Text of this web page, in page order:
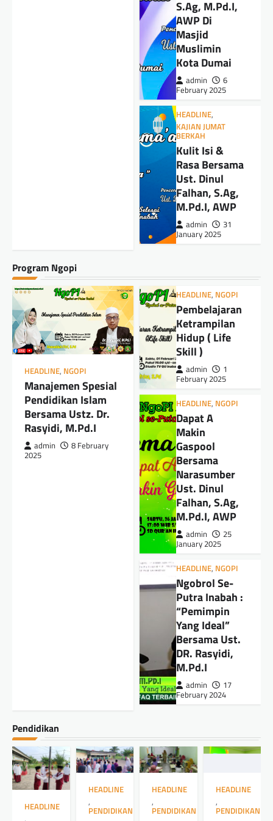
Napak Tilas Syariat Haji & Kurban || Ust.
Afrizal,S.Ag.,M.Pd.I.,AWP
S.Ag, M.Pd.I,
AWP Di
Masjid
Muslimin
Kota Dumai
admin
6
February 2025
HEADLINE,
KAJIAN JUMAT
BERKAH
Kulit Isi &
Rasa Bersama
Ust. Dinul
Falhan, S.Ag,
M.Pd.I, AWP
admin
31
January 2025
Program Ngopi
HEADLINE, NGOPI
Manajemen Spesial
Pendidikan Islam
Bersama Ustz. Dr.
Rasyidi, M.Pd.I
admin
8 February
2025
HEADLINE, NGOPI
Pembelajaran
Ketrampilan
Hidup ( Life
Skill )
admin
1
February 2025
HEADLINE, NGOPI
Dapat A
Makin
Gaspool
Bersama
Narasumber
Ust. Dinul
Falhan, S.Ag,
M.Pd.I, AWP
admin
25
January 2025
HEADLINE, NGOPI
Ngobrol Se-
Putra Inabah :
“Pemimpin
Yang Ideal”
Bersama Ust.
DR. Rasyidi,
M.Pd.I
admin
17
February 2024
Pendidikan
HEADLINE
HEADLINE
,
PENDIDIKAN
HEADLINE
,
PENDIDIKAN
HEADLINE
,
PENDIDIKAN